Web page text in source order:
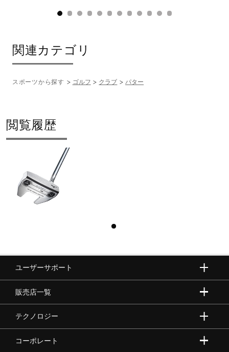
関連カテゴリ
スポーツから探す ゴルフ クラブ パター
閲覧履歴
ユーザーサポート
販売店一覧
テクノロジー
コーポレート